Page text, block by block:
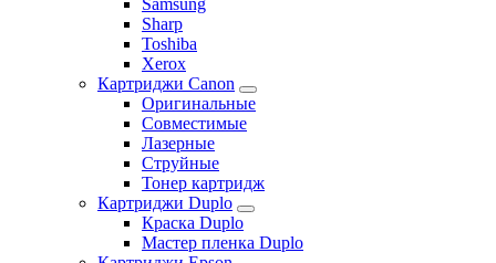
Samsung
Sharp
Toshiba
Xerox
Картриджи Canon
Оригинальные
Совместимые
Лазерные
Струйные
Тонер картридж
Картриджи Duplo
Краска Duplo
Мастер пленка Duplo